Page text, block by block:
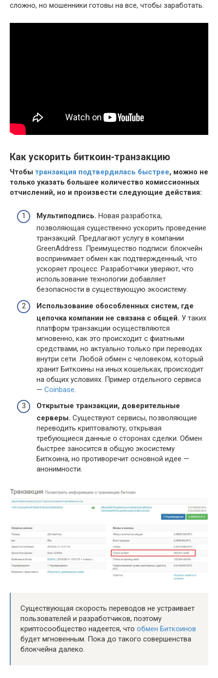
сложно, но мошенники готовы на все, чтобы заработать.
Как ускорить биткоин-транзакцию
Чтобы транзакция подтвердилась быстрее, можно не
только указать большее количество комиссионных
отчислений, но и произвести следующие действия:
Мультиподпись. Новая разработка,
позволяющая существенно ускорить проведение
транзакций. Предлагают услугу в компании
GreenAddress. Преимущество подписи: блокчейн
воспринимает обмен как подтвержденный, что
ускоряет процесс. Разработчики уверяют, что
использование технологии добавляет
безопасности в существующую экосистему.
Использование обособленных систем, где
цепочка компании не связана с общей. У таких
платформ транзакции осуществляются
мгновенно, как это происходит с фиатными
средствами, но актуально только при переводах
внутри сети. Любой обмен с человеком, который
хранит Биткоины на иных кошельках, происходит
на общих условиях. Пример отдельного сервиса
— Coinbase.
Открытые транзакции, доверительные
серверы. Существуют сервисы, позволяющие
переводить криптовалюту, открывая
требующиеся данные о сторонах сделки. Обмен
быстрее заносится в общую экосистему
Биткоина, но противоречит основной идее —
анонимности.
Существующая скорость переводов не устраивает
пользователей и разработчиков, поэтому
криптосообщество надеется, что обмен Биткоинов
будет мгновенным. Пока до такого совершенства
блокчейна далеко.